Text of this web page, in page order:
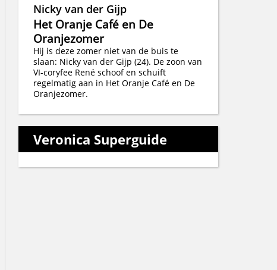
Nicky van der Gijp
Het Oranje Café en De
Oranjezomer
Hij is deze zomer niet van de buis te
slaan: Nicky van der Gijp (24). De zoon van
VI-coryfee René schoof en schuift
regelmatig aan in Het Oranje Café en De
Oranjezomer.
Veronica Superguide